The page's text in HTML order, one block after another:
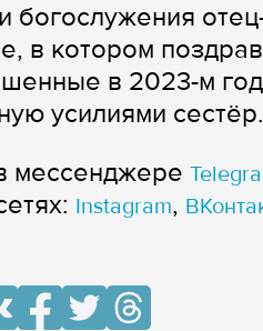
богослужения
в котором
в 2023-м
усилиями сестёр.
мессенджере
Instagram,